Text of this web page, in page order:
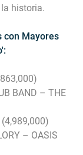
historia.
con Mayores
BAND – THE
(4,989,000)
– OASIS